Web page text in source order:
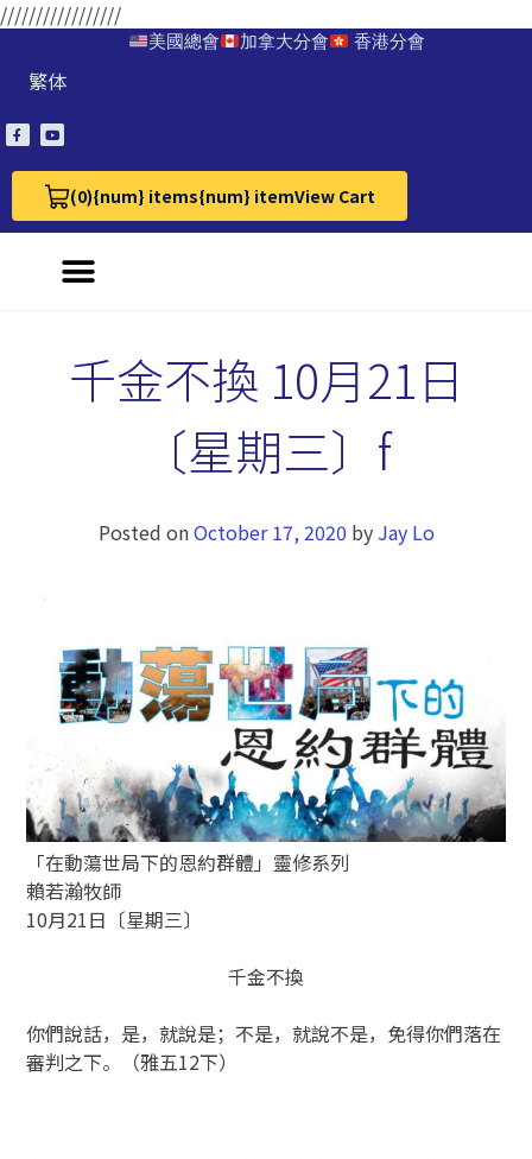
/////////////////
美國總會 加拿大分會 香港分會
繁体
(0)
View Cart 0{num} items{num} itemView Cart
千金不換 10月21日
〔星期三〕f
Posted onOctober 17, 2020 by Jay Lo
「在動蕩世局下的恩約群體」靈修系列
賴若瀚牧師
10月21日〔星期三〕
千金不換
你們說話，是，就說是；不是，就說不是，免得你們落在
審判之下。（雅五12下）